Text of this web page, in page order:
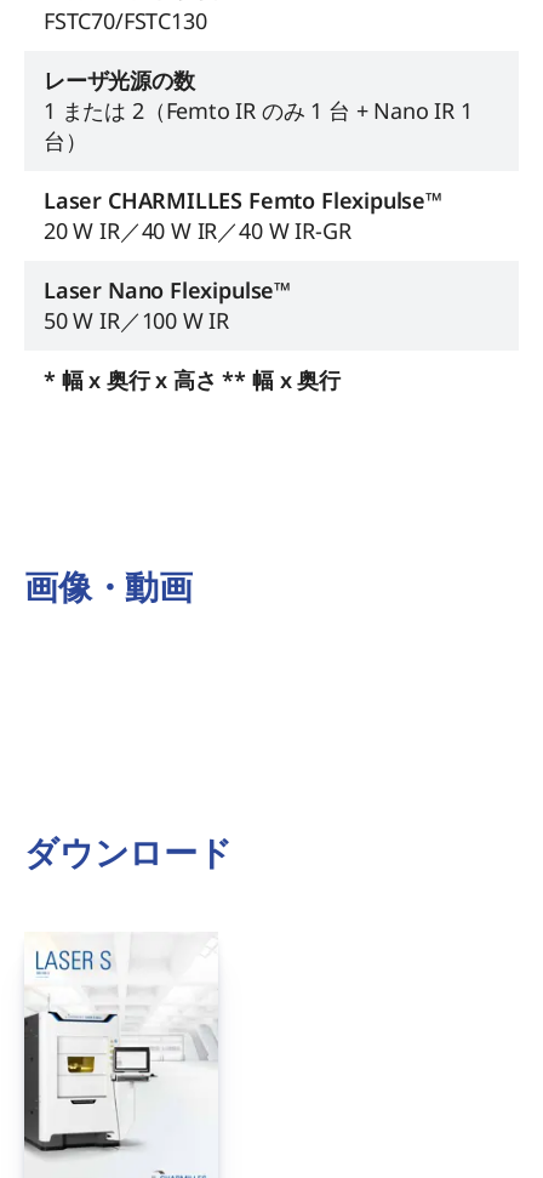
FSTC70/FSTC130
レーザ光源の数
1 または 2（Femto IR のみ 1 台 + Nano IR 1
台）
Laser CHARMILLES Femto Flexipulse™
20 W IR／40 W IR／40 W IR-GR
Laser Nano Flexipulse™
50 W IR／100 W IR
* 幅 x 奥行 x 高さ ** 幅 x 奥行
画像・動画
ダウンロード